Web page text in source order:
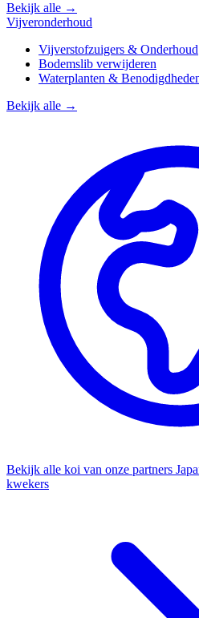
Bekijk alle →
Vijveronderhoud
Vijverstofzuigers & Onderhoud
Bodemslib verwijderen
Waterplanten &
Bekijk alle →
Bekijk alle koi van onze partners
kwekers